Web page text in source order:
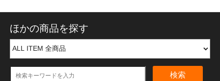
ほかの商品を探す
検索